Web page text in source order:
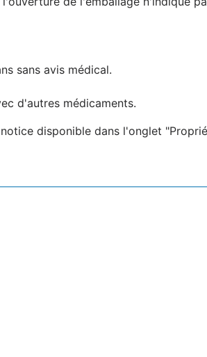
sans avis médical.
d'autres médicaments.
disponible dans l'onglet